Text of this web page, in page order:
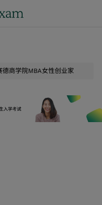
德商学院MBA女性创业家